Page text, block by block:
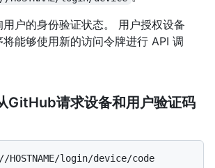
用户的身份验证状态。 用户授权设备
将能够使用新的访问令牌进行 API 调
GitHub请求设备和用户验证码